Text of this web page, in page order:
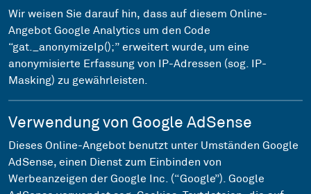
Wir weisen Sie darauf hin, dass auf diesem Online-
Angebot Google Analytics um den Code
“gat._anonymizeIp();” erweitert wurde, um eine
anonymisierte Erfassung von IP-Adressen (sog. IP-
Masking) zu gewährleisten.
Verwendung von Google AdSense
Dieses Online-Angebot benutzt unter Umständen Google
AdSense, einen Dienst zum Einbinden von
Werbeanzeigen der Google Inc. (“Google”). Google